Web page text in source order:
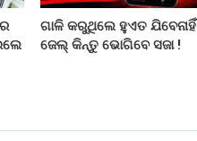
ଗାଳି କରୁଥିଲେ ହୁଏତ ଯିବେନାହିଁ
ଜେଲ୍ କିନ୍ତୁ ଭୋଗିବେ ସଜା !